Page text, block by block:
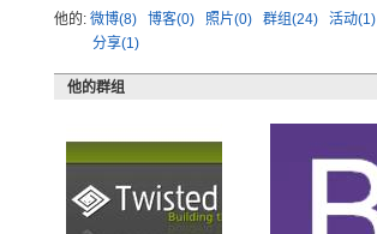
他的: 微博(8) 博客(0) 照片(0) 群组(24) 活动(1)
分享(1)
他的群组